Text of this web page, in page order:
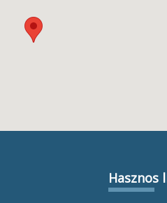
Hasznos